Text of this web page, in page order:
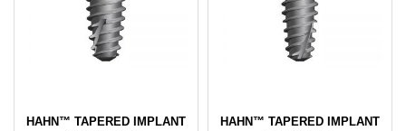
HAHN™ TAPERED IMPLANT
HAHN™ TAPERED IMPLANT